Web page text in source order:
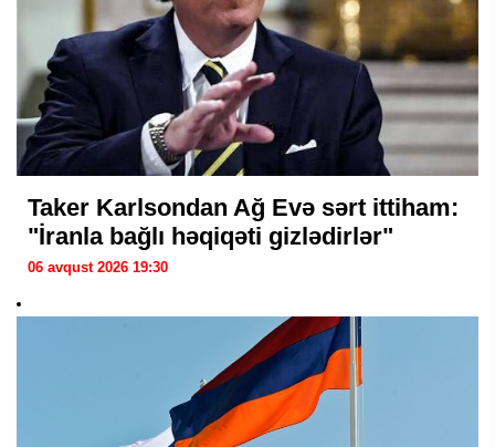
Taker Karlsondan Ağ Evə sərt ittiham:
"İranla bağlı həqiqəti gizlədirlər"
06 avqust 2026 19:30